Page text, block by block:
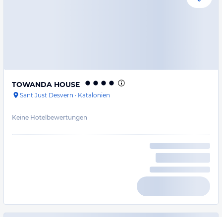
TOWANDA HOUSE
Sant Just Desvern · Katalonien
Keine Hotelbewertungen